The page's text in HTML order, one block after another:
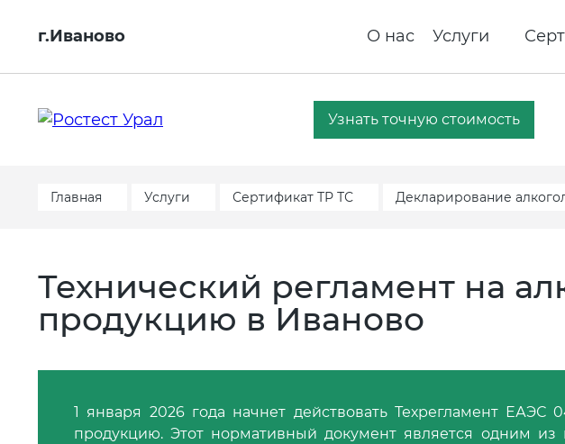
г.Иваново О нас Услуги
Узнать точную стоимость
Главная Услуги Сертификат ТР ТС Декларирование
Технический регламент на
продукцию в Иваново
1 января 2026 года начнет действовать Техрегламент ЕАЭС
продукцию. Этот нормативный документ является одним